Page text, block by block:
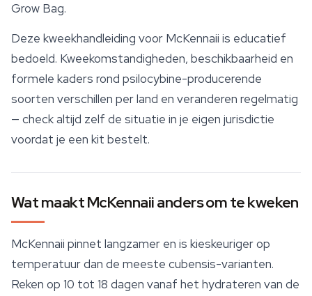
Grow Bag.
Deze kweekhandleiding voor McKennaii is educatief
bedoeld. Kweekomstandigheden, beschikbaarheid en
formele kaders rond psilocybine-producerende
soorten verschillen per land en veranderen regelmatig
— check altijd zelf de situatie in je eigen jurisdictie
voordat je een kit bestelt.
Wat maakt McKennaii anders om te kweken
McKennaii pinnet langzamer en is kieskeuriger op
temperatuur dan de meeste cubensis-varianten.
Reken op 10 tot 18 dagen vanaf het hydrateren van de